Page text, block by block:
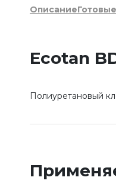
Описание
Ecotan
Полиуретановый